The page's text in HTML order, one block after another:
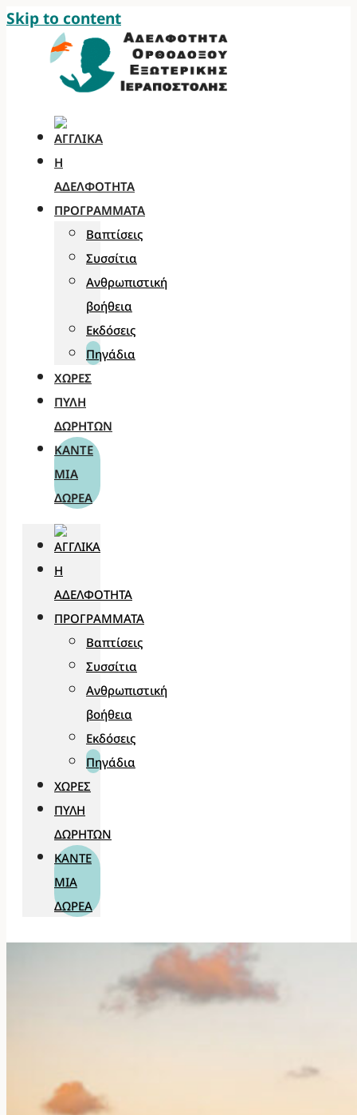
Skip to content
Η
ΑΔΕΛΦΌΤΗΤΑ
ΠΡΟΓΡΆΜΜΑΤΑ
Βαπτίσεις
Συσσίτια
Ανθρωπιστική
βοήθεια
Εκδόσεις
Πηγάδια
ΧΏΡΕΣ
ΠΎΛΗ
ΔΩΡΗΤΏΝ
ΚΆΝΤΕ
ΜΊΑ
ΔΩΡΕΆ
Η
ΑΔΕΛΦΌΤΗΤΑ
ΠΡΟΓΡΆΜΜΑΤΑ
Βαπτίσεις
Συσσίτια
Ανθρωπιστική
βοήθεια
Εκδόσεις
Πηγάδια
ΧΏΡΕΣ
ΠΎΛΗ
ΔΩΡΗΤΏΝ
ΚΆΝΤΕ
ΜΊΑ
ΔΩΡΕΆ